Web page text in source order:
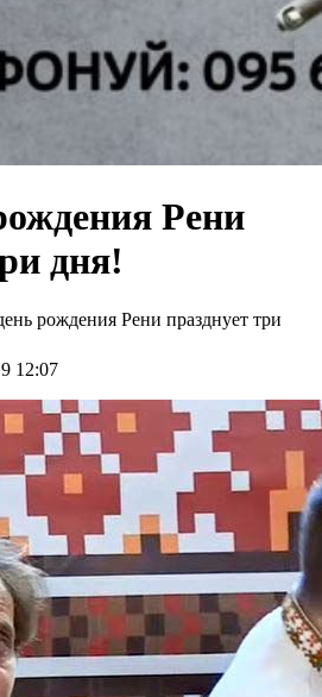
Рени
дня!
рождения Рени празднует три
12:07